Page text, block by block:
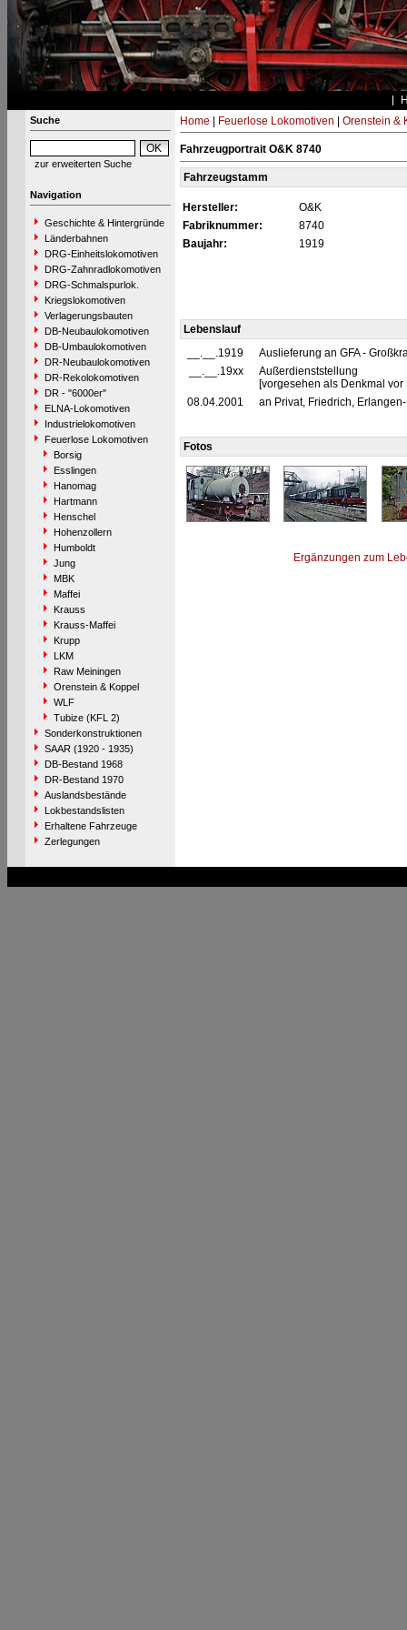
Suche
zur erweiterten Suche
Navigation
Geschichte & Hintergründe
Länderbahnen
DRG-Einheitslokomotiven
DRG-Zahnradlokomotiven
DRG-Schmalspurlok.
Kriegslokomotiven
Verlagerungsbauten
DB-Neubaulokomotiven
DB-Umbaulokomotiven
DR-Neubaulokomotiven
DR-Rekolokomotiven
DR - "6000er"
ELNA-Lokomotiven
Industrielokomotiven
Feuerlose Lokomotiven
Borsig
Esslingen
Hanomag
Hartmann
Henschel
Hohenzollern
Humboldt
Jung
MBK
Maffei
Krauss
Krauss-Maffei
Krupp
LKM
Raw Meiningen
Orenstein & Koppel
WLF
Tubize (KFL 2)
Sonderkonstruktionen
SAAR (1920 - 1935)
DB-Bestand 1968
DR-Bestand 1970
Auslandsbestände
Lokbestandslisten
Erhaltene Fahrzeuge
Zerlegungen
Home Feuerlose Lokomotiven Orenstein &
Fahrzeugportrait O&K 8740
Fahrzeugstamm
Hersteller:
O&K
Fabriknummer:
8740
Baujahr:
1919
Lebenslauf
__.__.1919
Auslieferung an GFA -
__.__.19xx
Außerdienststellung
[vorgesehen als Denkmal
08.04.2001
an Privat, Friedrich,
Fotos
Ergänzungen zum